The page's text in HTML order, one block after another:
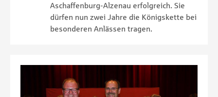
Aschaffenburg-Alzenau erfolgreich. Sie
dürfen nun zwei Jahre die Königskette bei
besonderen Anlässen tragen.